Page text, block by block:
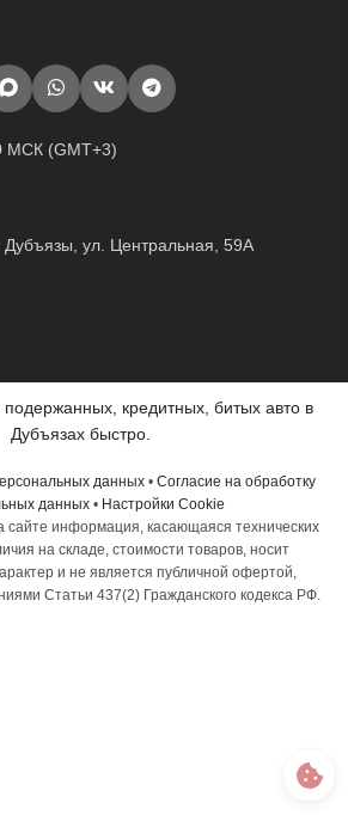
МСК (GMT+3)
Дубъязы, ул. Центральная, 59А
кредитных, битых авто в
Дубъязах быстро.
данных• Согласие на обработку
данных • Настройки Cookie
сайте информация, касающаяся технических
на складе, стоимости товаров, носит
и не является публичной офертой,
Статьи 437(2) Гражданского кодекса РФ.